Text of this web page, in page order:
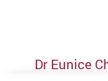
Dr Eunice